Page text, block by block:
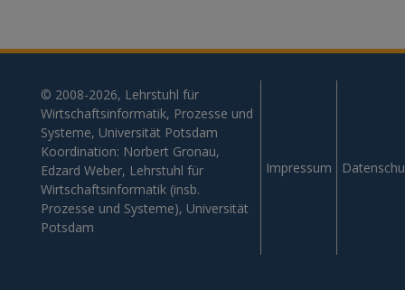
© 2008-2026, Lehrstuhl für
Wirtschaftsinformatik, Prozesse und
Systeme, Universität Potsdam
Koordination: Norbert Gronau,
Edzard Weber, Lehrstuhl für
Wirtschaftsinformatik (insb.
Prozesse und Systeme), Universität
Potsdam
Impressum